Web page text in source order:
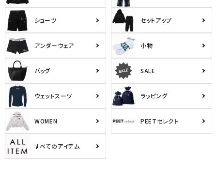
ショーツ セットアップ
アンダーウェア 小物
バッグ SALE
ウェットスーツ ラッピング
WOMEN PEETセレクト
すべてのアイテム